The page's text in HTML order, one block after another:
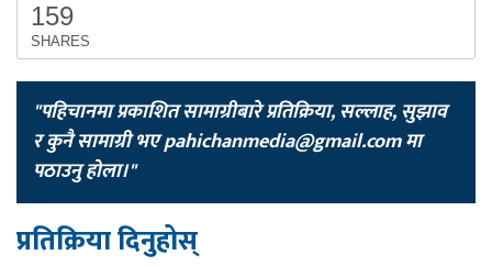
159
SHARES
"पहिचानमा प्रकाशित सामाग्रीबारे प्रतिक्रिया, सल्लाह, सुझाव
र कुनै सामाग्री भएpahichanmedia@gmail.comमा
पठाउनु होला।"
प्रतिक्रिया दिनुहोस्